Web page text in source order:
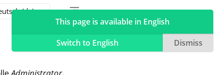
Administrator.
This page is available in English
Switch to English
Dismiss